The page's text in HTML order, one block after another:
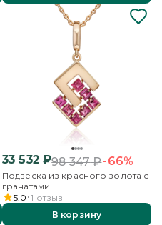
33 532₽98 347₽-66%
Подвеска из красного золота с
гранатами
5.0 1 отзыв
В корзину